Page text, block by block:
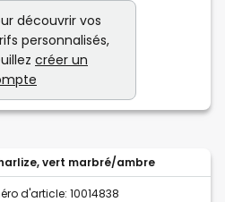
découvrir vos
personnalisés,
créer un
vert marbré/ambre
d'article: 10014838